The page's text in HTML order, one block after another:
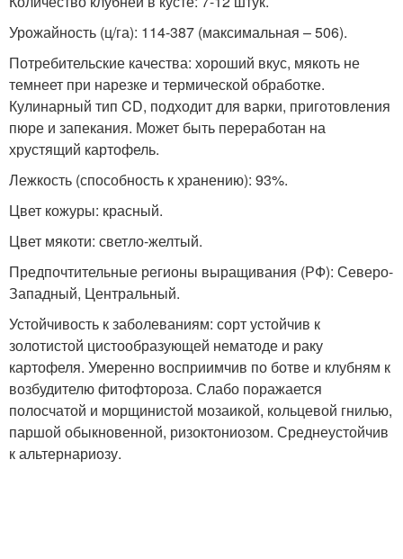
Урожайность (ц/га): 114-387 (максимальная – 506).
Потребительские качества: хороший вкус, мякоть не
темнеет при нарезке и термической обработке.
Кулинарный тип CD, подходит для варки, приготовления
пюре и запекания. Может быть переработан на
хрустящий картофель.
Лежкость (способность к хранению): 93%.
Цвет кожуры: красный.
Цвет мякоти: светло-желтый.
Предпочтительные регионы выращивания (РФ): Северо-
Западный, Центральный.
Устойчивость к заболеваниям: сорт устойчив к
золотистой цистообразующей нематоде и раку
картофеля. Умеренно восприимчив по ботве и клубням к
возбудителю фитофтороза. Слабо поражается
полосчатой и морщинистой мозаикой, кольцевой гнилью,
паршой обыкновенной, ризоктониозом. Среднеустойчив
к альтернариозу.